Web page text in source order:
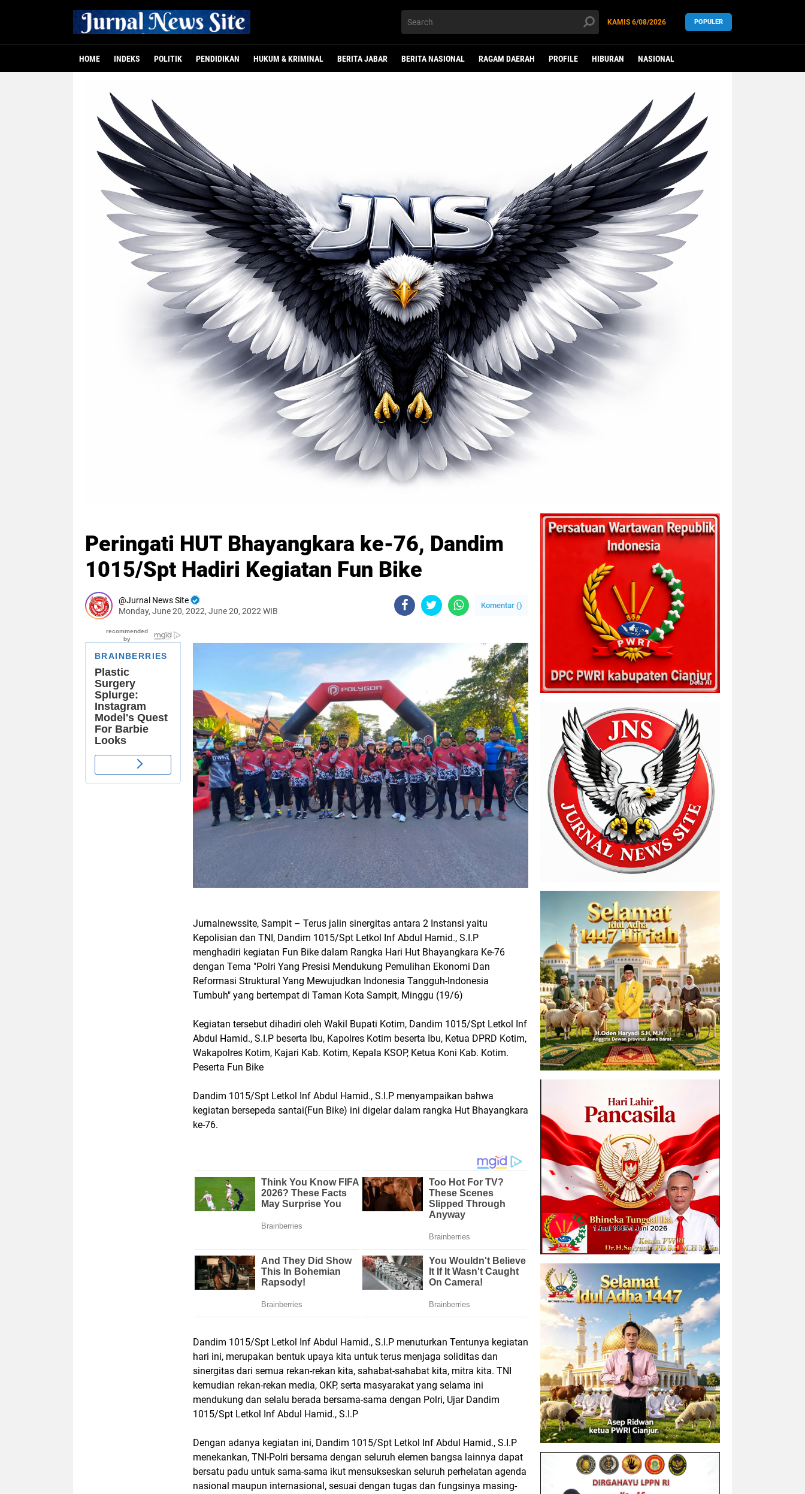
KAMIS 6/08/2026 POPULER
HOME INDEKS POLITIK PENDIDIKAN HUKUM & KRIMINAL BERITA JABAR BERITA NASIONAL RAGAM DAERAH PROFILE HIBURAN NASIONAL
Peringati HUT Bhayangkara ke-76, Dandim
1015/Spt Hadiri Kegiatan Fun Bike
Jurnal News Site
Monday, June 20, 2022, June 20, 2022 WIB
Komentar ()
Jurnalnewssite, Sampit – Terus jalin sinergitas antara 2 Instansi yaitu
Kepolisian dan TNI, Dandim 1015/Spt Letkol Inf Abdul Hamid., S.I.P
menghadiri kegiatan Fun Bike dalam Rangka Hari Hut Bhayangkara Ke-76
dengan Tema "Polri Yang Presisi Mendukung Pemulihan Ekonomi Dan
Reformasi Struktural Yang Mewujudkan Indonesia Tangguh-Indonesia
Tumbuh" yang bertempat di Taman Kota Sampit, Minggu (19/6)
Kegiatan tersebut dihadiri oleh Wakil Bupati Kotim, Dandim 1015/Spt Letkol Inf
Abdul Hamid., S.I.P beserta Ibu, Kapolres Kotim beserta Ibu, Ketua DPRD Kotim,
Wakapolres Kotim, Kajari Kab. Kotim, Kepala KSOP, Ketua Koni Kab. Kotim.
Peserta Fun Bike
Dandim 1015/Spt Letkol Inf Abdul Hamid., S.I.P menyampaikan bahwa
kegiatan bersepeda santai(Fun Bike) ini digelar dalam rangka Hut Bhayangkara
ke-76.
Dandim 1015/Spt Letkol Inf Abdul Hamid., S.I.P menuturkan Tentunya kegiatan
hari ini, merupakan bentuk upaya kita untuk terus menjaga soliditas dan
sinergitas dari semua rekan-rekan kita, sahabat-sahabat kita, mitra kita. TNI
kemudian rekan-rekan media, OKP, serta masyarakat yang selama ini
mendukung dan selalu berada bersama-sama dengan Polri, Ujar Dandim
1015/Spt Letkol Inf Abdul Hamid., S.I.P
Dengan adanya kegiatan ini, Dandim 1015/Spt Letkol Inf Abdul Hamid., S.I.P
menekankan, TNI-Polri bersama dengan seluruh elemen bangsa lainnya dapat
bersatu padu untuk sama-sama ikut mensukseskan seluruh perhelatan agenda
nasional maupun internasional, sesuai dengan tugas dan fungsinya masing-